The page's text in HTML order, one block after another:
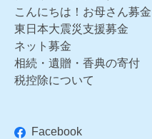
こんにちは！お母さん募金
東日本大震災支援募金
ネット募金
相続・遺贈・香典の寄付
税控除について
Facebook